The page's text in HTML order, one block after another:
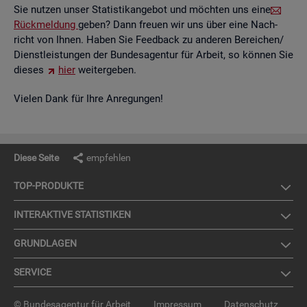
Sie nut­zen unser Sta­tis­tik­an­ge­bot und möch­ten uns eine
Rück­mel­dung geben? Dann freu­en wir uns über eine Nach­
richt von Ihnen. Haben Sie Feed­back zu an­de­ren Be­rei­chen/
Dienst­leis­tun­gen der Bun­des­agen­tur für Ar­beit, so kön­nen Sie
die­ses
hier wei­ter­ge­ben.
Vie­len Dank für Ihre An­re­gun­gen!
Diese Seite empfehlen
TOP-PRO­DUK­TE
IN­TER­AK­TI­VE STA­TIS­TI­KEN
GRUND­LA­GEN
SER­VICE
© Bundesagentur für Arbeit Impressum Datenschutz